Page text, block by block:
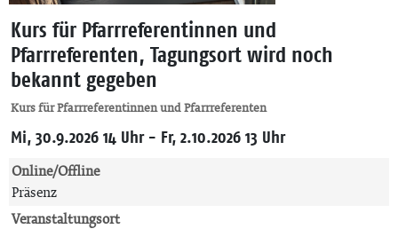
Kurs für Pfarrreferentinnen und
Pfarrreferenten, Tagungsort wird noch
bekannt gegeben
Kurs für Pfarrreferentinnen und Pfarrreferenten
Mi, 30.9.2026 14 Uhr - Fr, 2.10.2026 13 Uhr
Online/Offline
Präsenz
Veranstaltungsort